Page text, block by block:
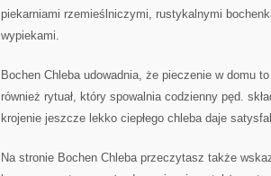
piekarniami rzemieślniczymi, rustykalnymi
wypiekami.
Bochen Chleba udowadnia, że pieczenie w domu
również rytuał, który spowalnia codzienny pęd.
krojenie jeszcze lekko ciepłego chleba daje
Na stronie Bochen Chleba przeczytasz także